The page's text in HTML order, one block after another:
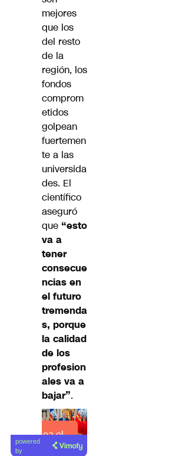
mejores
que los
del resto
de la
región, los
fondos
comprom
etidos
golpean
fuertemen
te a las
universida
des. El
científico
aseguró
que “esto
va a
tener
consecue
ncias en
el futuro
tremenda
s, porque
la calidad
de los
profesion
ales va a
bajar”.
Lea el
artículo
powered
by